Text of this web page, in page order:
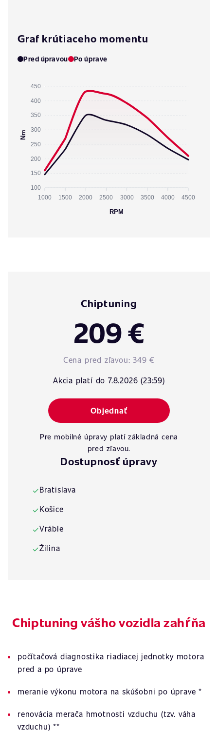
Graf krútiaceho momentu
Pred úpravou Po úprave
450
400
350
300
250
200
150
100
Nm
1000 1500 2000 2500 3000 3500 4000 4500
RPM
Chiptuning
209 €
Cena pred zľavou:349 €
Akcia platí do 7.8.2026 (23:59)
Objednať
Pre mobilné úpravy platí základná cena
pred zľavou.
Dostupnosť úpravy
✓Bratislava
✓Košice
✓Vráble
✓Žilina
Chiptuning vášho vozidla zahŕňa
počítačová diagnostika riadiacej jednotky motora
pred a po úprave
meranie výkonu motora na skúšobni po úprave *
renovácia merača hmotnosti vzduchu (tzv. váha
vzduchu) **